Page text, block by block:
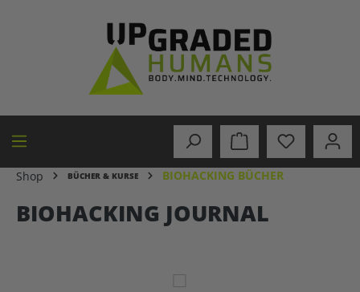
Shop BÜCHER & KURSE BIOHACKING BÜCHER
BIOHACKING JOURNAL